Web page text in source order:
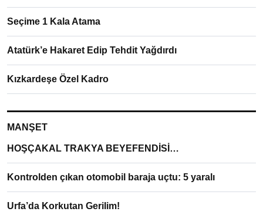
Seçime 1 Kala Atama
Atatürk’e Hakaret Edip Tehdit Yağdırdı
Kızkardeşe Özel Kadro
MANŞET
HOŞÇAKAL TRAKYA BEYEFENDİSİ…
Kontrolden çıkan otomobil baraja uçtu: 5 yaralı
Urfa’da Korkutan Gerilim!